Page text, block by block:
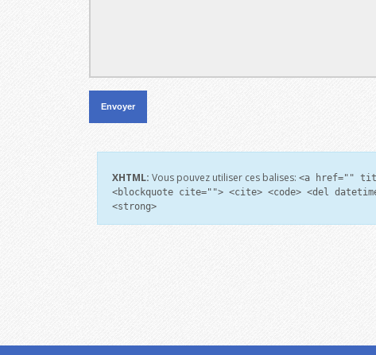
XHTML: Vous pouvez utiliser ces balises: <a href=""
<blockquote cite=""> <cite> <code> <del
<strong>